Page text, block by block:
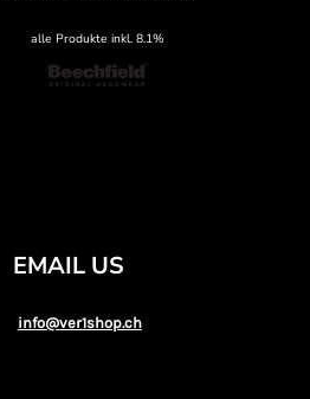
alle Produkte inkl. 8.1%
EMAIL US
info@ver1shop.ch